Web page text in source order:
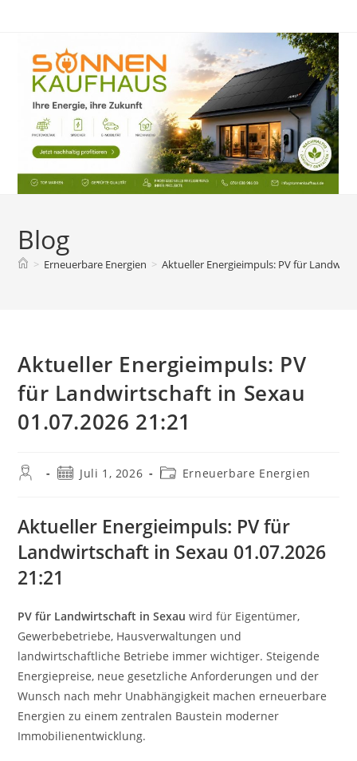
Blog
> Erneuerbare Energien > Aktueller Energieimpuls: PV für
Aktueller Energieimpuls: PV
für Landwirtschaft in Sexau
01.07.2026 21:21
Beitrags-BeitragJuli 1, 2026
Beitrags-
Erneuerbare Energien
Aktueller Energieimpuls: PV für
Landwirtschaft in Sexau 01.07.2026
21:21
PV für Landwirtschaft in Sexau wird für Eigentümer,
Gewerbebetriebe, Hausverwaltungen und
landwirtschaftliche Betriebe immer wichtiger. Steigende
Energiepreise, neue gesetzliche Anforderungen und der
Wunsch nach mehr Unabhängigkeit machen erneuerbare
Energien zu einem zentralen Baustein moderner
Immobilienentwicklung.